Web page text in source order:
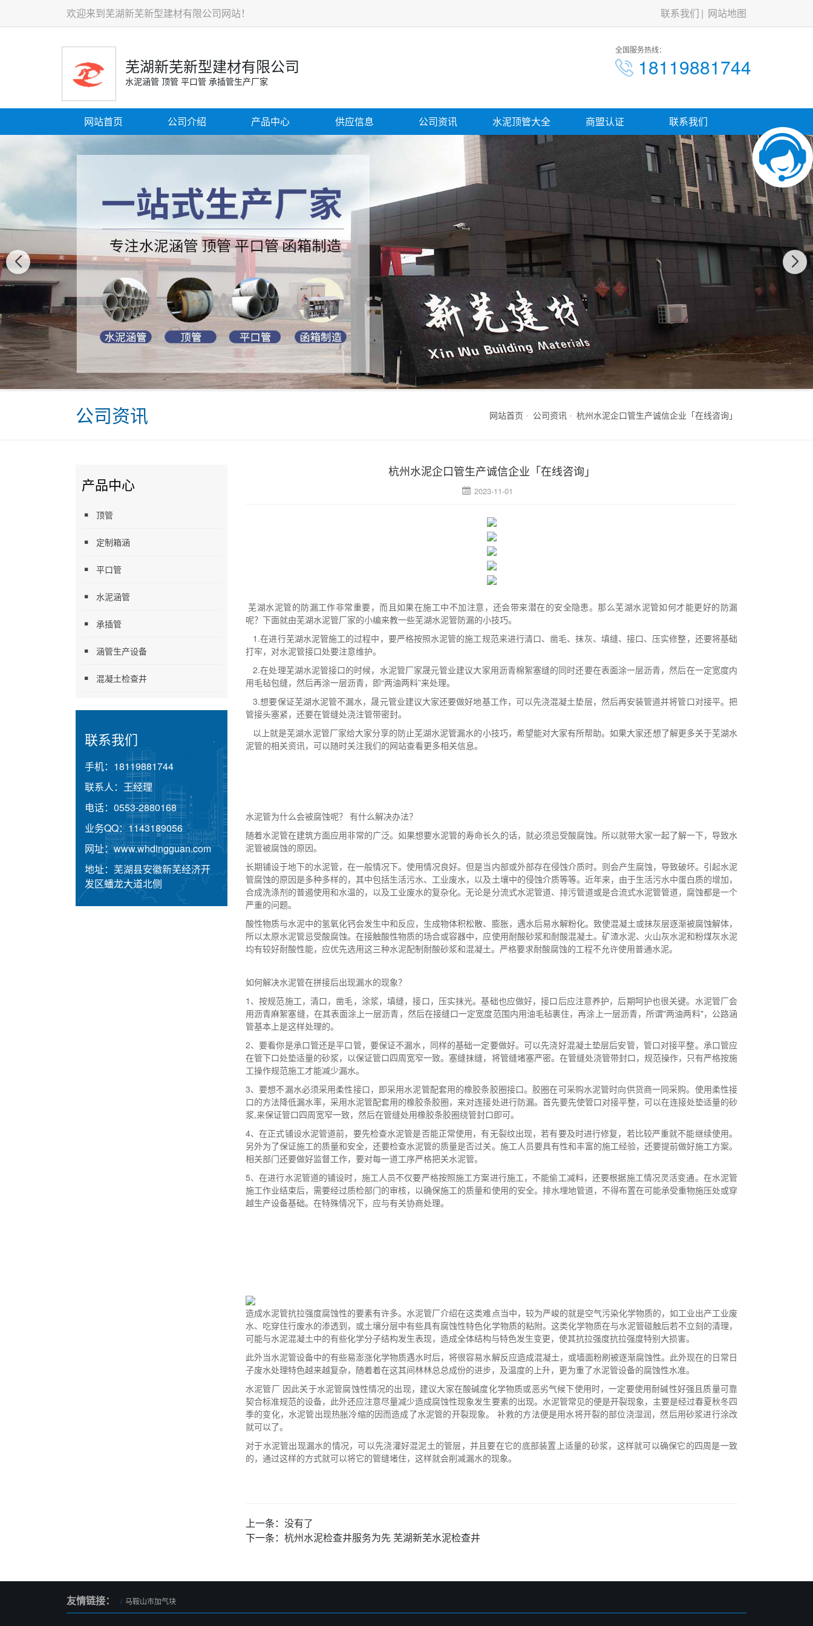
欢迎来到芜湖新芜新型建材有限公司网站！ 联系我们 网站地图
芜湖新芜新型建材有限公司
水泥涵管 顶管 平口管 承插管生产厂家
全国服务热线：
18119881744
网站首页 公司介绍 产品中心 供应信息 公司资讯 水泥顶管大全 商盟认证 联系我们
公司资讯 网站首页 公司资讯 杭州水泥企口管生产诚信企业「在线咨询」
产品中心
顶管
定制箱涵
平口管
水泥涵管
承插管
涵管生产设备
混凝土检查井
联系我们
手机： 18119881744
联系人： 王经理
电话： 0553-2880168
业务QQ：1143189056
网址：www.whdingguan.com
地址： 芜湖县安徽新芜经济开
发区蟠龙大道北侧
杭州水泥企口管生产诚信企业「在线咨询」
2023-11-01
芜湖水泥管的防漏工作非常重要，而且如果在施工中不加注意，还会带来潜在的安全隐患。那么芜湖水泥管如何才能更好的防漏
呢？下面就由芜湖水泥管厂家的小编来教一些芜湖水泥管防漏的小技巧。
1.在进行芜湖水泥管施工的过程中，要严格按照水泥管的施工规范来进行清口、凿毛、抹灰、填缝、接口、压实修整，还要将基础
打牢，对水泥管接口处要注意维护。
2.在处理芜湖水泥管接口的时候，水泥管厂家晟元管业建议大家用沥青棉絮塞缝的同时还要在表面涂一层沥青，然后在一定宽度内
用毛毡包缝，然后再涂一层沥青，即“两油两料”来处理。
3.想要保证芜湖水泥管不漏水，晟元管业建议大家还要做好地基工作，可以先浇混凝土垫层，然后再安装管道并将管口对接平。把
管接头塞紧，还要在管缝处浇注管带密封。
以上就是芜湖水泥管厂家给大家分享的防止芜湖水泥管漏水的小技巧，希望能对大家有所帮助。如果大家还想了解更多关于芜湖水
泥管的相关资讯，可以随时关注我们的网站查看更多相关信息。
水泥管为什么会被腐蚀呢？ 有什么解决办法？
随着水泥管在建筑方面应用非常的广泛。如果想要水泥管的寿命长久的话，就必须忌受酸腐蚀。所以就带大家一起了解一下，导致水
泥管被腐蚀的原因。
长期铺设于地下的水泥管，在一般情况下。使用情况良好。但是当内部或外部存在侵蚀介质时。则会产生腐蚀，导致破坏。引起水泥
管腐蚀的原因是多种多样的，其中包括生活污水、工业废水，以及土壤中的侵蚀介质等等。近年来，由于生活污水中蛋白质的增加，
合成洗涤剂的普遏使用和水温的，以及工业废水的复杂化。无论是分流式水泥管道、排污管道或是合流式水泥管管道，腐蚀都是一个
严重的问题。
酸性物质与水泥中的氢氧化钙会发生中和反应，生成物体积松散、膨胀，遇水后易水解粉化。致使混凝土或抹灰层逐渐被腐蚀解体，
所以太原水泥管忌受酸腐蚀。在接触酸性物质的场合或容器中，应使用耐酸砂浆和耐酸混凝土。矿渣水泥、火山灰水泥和粉煤灰水泥
均有较好耐酸性能，应优先选用这三种水泥配制耐酸砂浆和混凝土。严格要求耐酸腐蚀的工程不允许使用普通水泥。
如何解决水泥管在拼接后出现漏水的现象？
1、按规范施工，清口，凿毛，涂浆，填缝，接口，压实抹光。基础也应做好，接口后应注意养护，后期呵护也很关键。水泥管厂会
用沥青麻絮塞缝，在其表面涂上一层沥青，然后在接缝口一定宽度范围内用油毛毡裹住，再涂上一层沥青，所谓"两油两料"，公路涵
管基本上是这样处理的。
2、要看你是承口管还是平口管，要保证不漏水，同样的基础一定要做好。可以先浇好混凝土垫层后安管，管口对接平整。承口管应
在管下口处垫适量的砂浆，以保证管口四周宽窄一致。塞缝抹缝，将管缝堵塞严密。在管缝处浇管带封口，规范操作，只有严格按施
工操作规范施工才能减少漏水。
3、要想不漏水必须采用柔性接口，即采用水泥管配套用的橡胶条胶圈接口。胶圈在可采购水泥管时向供货商一同采购。使用柔性接
口的方法降低漏水率，采用水泥管配套用的橡胶条胶圈，来对连接处进行防漏。首先要先使管口对接平整，可以在连接处垫适量的砂
浆,来保证管口四周宽窄一致，然后在管缝处用橡胶条胶圈绕管封口即可。
4、在正式铺设水泥管道前，要先检查水泥管是否能正常使用，有无裂纹出现，若有要及时进行修复，若比较严重就不能继续使用。
另外为了保证施工的质量和安全，还要检查水泥管的质量是否过关。施工人员要具有性和丰富的施工经验，还要提前做好施工方案。
相关部门还要做好监督工作，要对每一道工序严格把关水泥管。
5、在进行水泥管道的铺设时，施工人员不仅要严格按照施工方案进行施工，不能偷工减料，还要根据施工情况灵活变通。在水泥管
施工作业结束后，需要经过质检部门的审核，以确保施工的质量和使用的安全。排水埋地管道，不得布置在可能承受重物施压处或穿
越生产设备基础。在特殊情况下，应与有关协商处理。
造成水泥管抗拉强度腐蚀性的要素有许多。水泥管厂介绍在这类难点当中，较为严峻的就是空气污染化学物质的，如工业出产工业废
水、吃穿住行废水的渗透到，或土壤分层中有些具有腐蚀性特色化学物质的粘附。这类化学物质在与水泥管碰触后若不立刻的清理，
可能与水泥混凝土中的有些化学分子结构发生表现，造成全体结构与特色发生变更，使其抗拉强度抗拉强度特别大损害。
此外当水泥管设备中的有些易澎涨化学物质遇水时后，将很容易水解反应造成混凝土，或墙面粉刷被逐渐腐蚀性。此外现在的日常日
子废水处理特色越来越复杂，随着着在这其间林林总总成份的进步，及温度的上升，更为重了水泥管设备的腐蚀性水准。
水泥管厂 因此关于水泥管腐蚀性情况的出现，建议大家在酸碱度化学物质或恶劣气候下使用时，一定要使用耐碱性好强且质量可靠
契合标准规范的设备，此外还应注意尽量减少造成腐蚀性现象发生要素的出现。水泥管常见的便是开裂现象，主要是经过春夏秋冬四
季的变化，水泥管出现热胀冷缩的因而造成了水泥管的开裂现象。 补救的方法便是用水将开裂的部位浇湿润，然后用砂浆进行涂改
就可以了。
对于水泥管出现漏水的情况，可以先浇灌好混泥土的管层，并且要在它的底部装置上适量的砂浆，这样就可以确保它的四周是一致
的，通过这样的方式就可以将它的管缝堵住，这样就会削减漏水的现象。
上一条： 没有了
下一条： 杭州水泥检查井服务为先 芜湖新芜水泥检查井
友情链接： 马鞍山市加气块